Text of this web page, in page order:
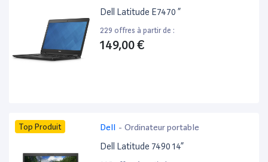
Dell Latitude E7470 ”
229 offres à partir de :
149,00 €
Top Produit Dell - Ordinateur portable
Dell Latitude 7490 14”